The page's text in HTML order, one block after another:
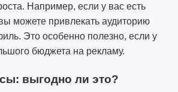
Например, если у вас есть
можете привлекать аудиторию
Это особенно полезно, если у
бюджета на рекламу.
выгодно ли это?